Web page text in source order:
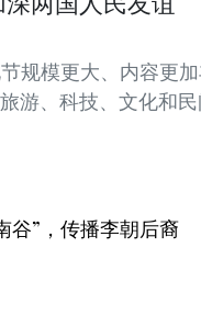
规模更大、内容更
游、科技、文化和
谷”，传播李朝后裔